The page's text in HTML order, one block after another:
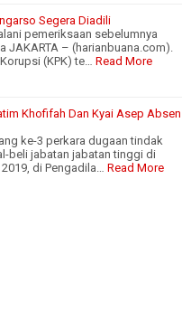
Segera Diadili
pemeriksaan sebelumnya
JAKARTA – (harianbuana.com).
(KPK) te… Read More
Khofifah Dan Kyai Asep Absen
ke-3 perkara dugaan tindak
beli jabatan jabatan tinggi di
di Pengadila… Read More